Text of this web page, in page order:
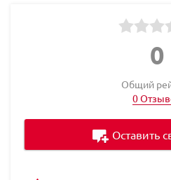
0
Общий
0
Оставить